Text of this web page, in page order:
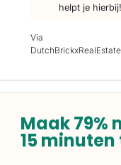
helpt je hierbij!
Via
Maak 79%
15